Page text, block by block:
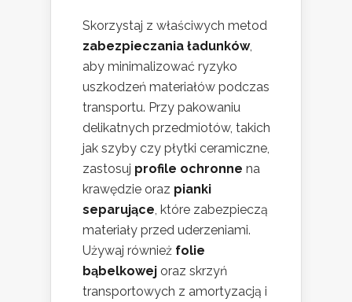
Skorzystaj z właściwych metod
zabezpieczania ładunków,
aby minimalizować ryzyko
uszkodzeń materiałów podczas
transportu. Przy pakowaniu
delikatnych przedmiotów, takich
jak szyby czy płytki ceramiczne,
zastosuj profile ochronne na
krawędzie oraz pianki
separujące , które zabezpieczą
materiały przed uderzeniami.
Używaj również folie
bąbelkowej oraz skrzyń
transportowych z amortyzacją i